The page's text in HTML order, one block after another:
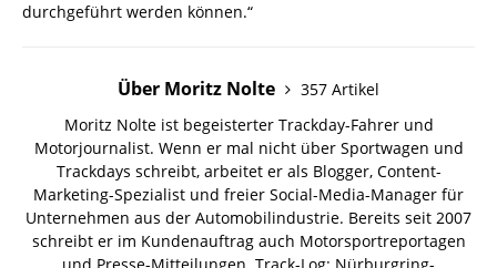
durchgeführt werden können.“
Über Moritz Nolte
357 Artikel
Moritz Nolte ist begeisterter Trackday-Fahrer und
Motorjournalist. Wenn er mal nicht über Sportwagen und
Trackdays schreibt, arbeitet er als Blogger, Content-
Marketing-Spezialist und freier Social-Media-Manager für
Unternehmen aus der Automobilindustrie. Bereits seit 2007
schreibt er im Kundenauftrag auch Motorsportreportagen